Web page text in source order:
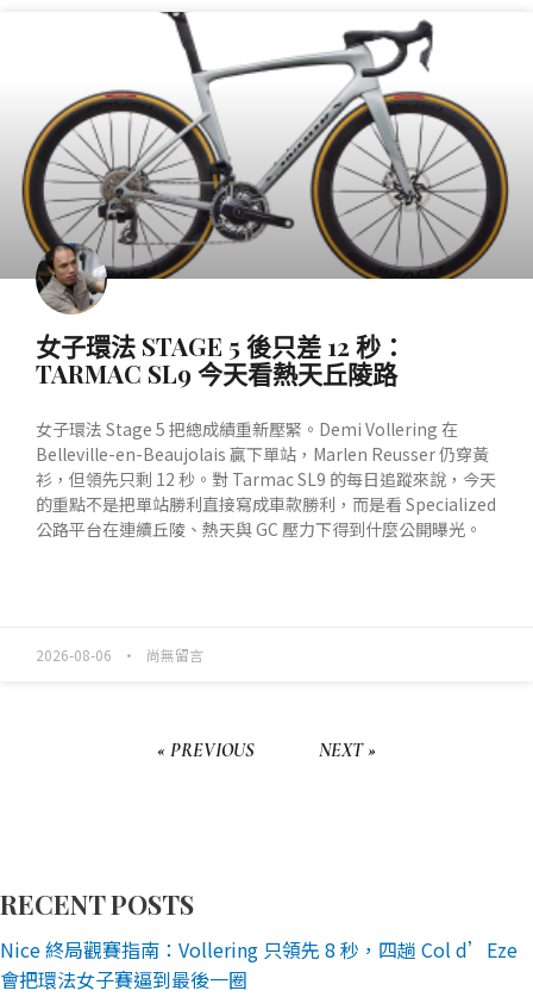
女子環法 STAGE 5 後只差 12 秒：
TARMAC SL9 今天看熱天丘陵路
女子環法 Stage 5 把總成績重新壓緊。Demi Vollering 在
Belleville-en-Beaujolais 贏下單站，Marlen Reusser 仍穿黃
衫，但領先只剩 12 秒。對 Tarmac SL9 的每日追蹤來說，今天
的重點不是把單站勝利直接寫成車款勝利，而是看 Specialized
公路平台在連續丘陵、熱天與 GC 壓力下得到什麼公開曝光。
2026-08-06 尚無留言
« PREVIOUS NEXT »
RECENT POSTS
Nice 終局觀賽指南：Vollering 只領先 8 秒，四趟 Col d’Eze
會把環法女子賽逼到最後一圈